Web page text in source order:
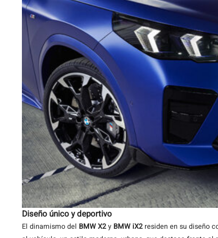
Diseño único y deportivo
El dinamismo del BMW X2y BMW iX2residen en su diseño